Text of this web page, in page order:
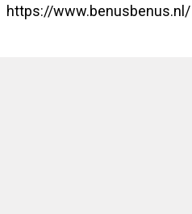
https://www.benusbenus.nl/